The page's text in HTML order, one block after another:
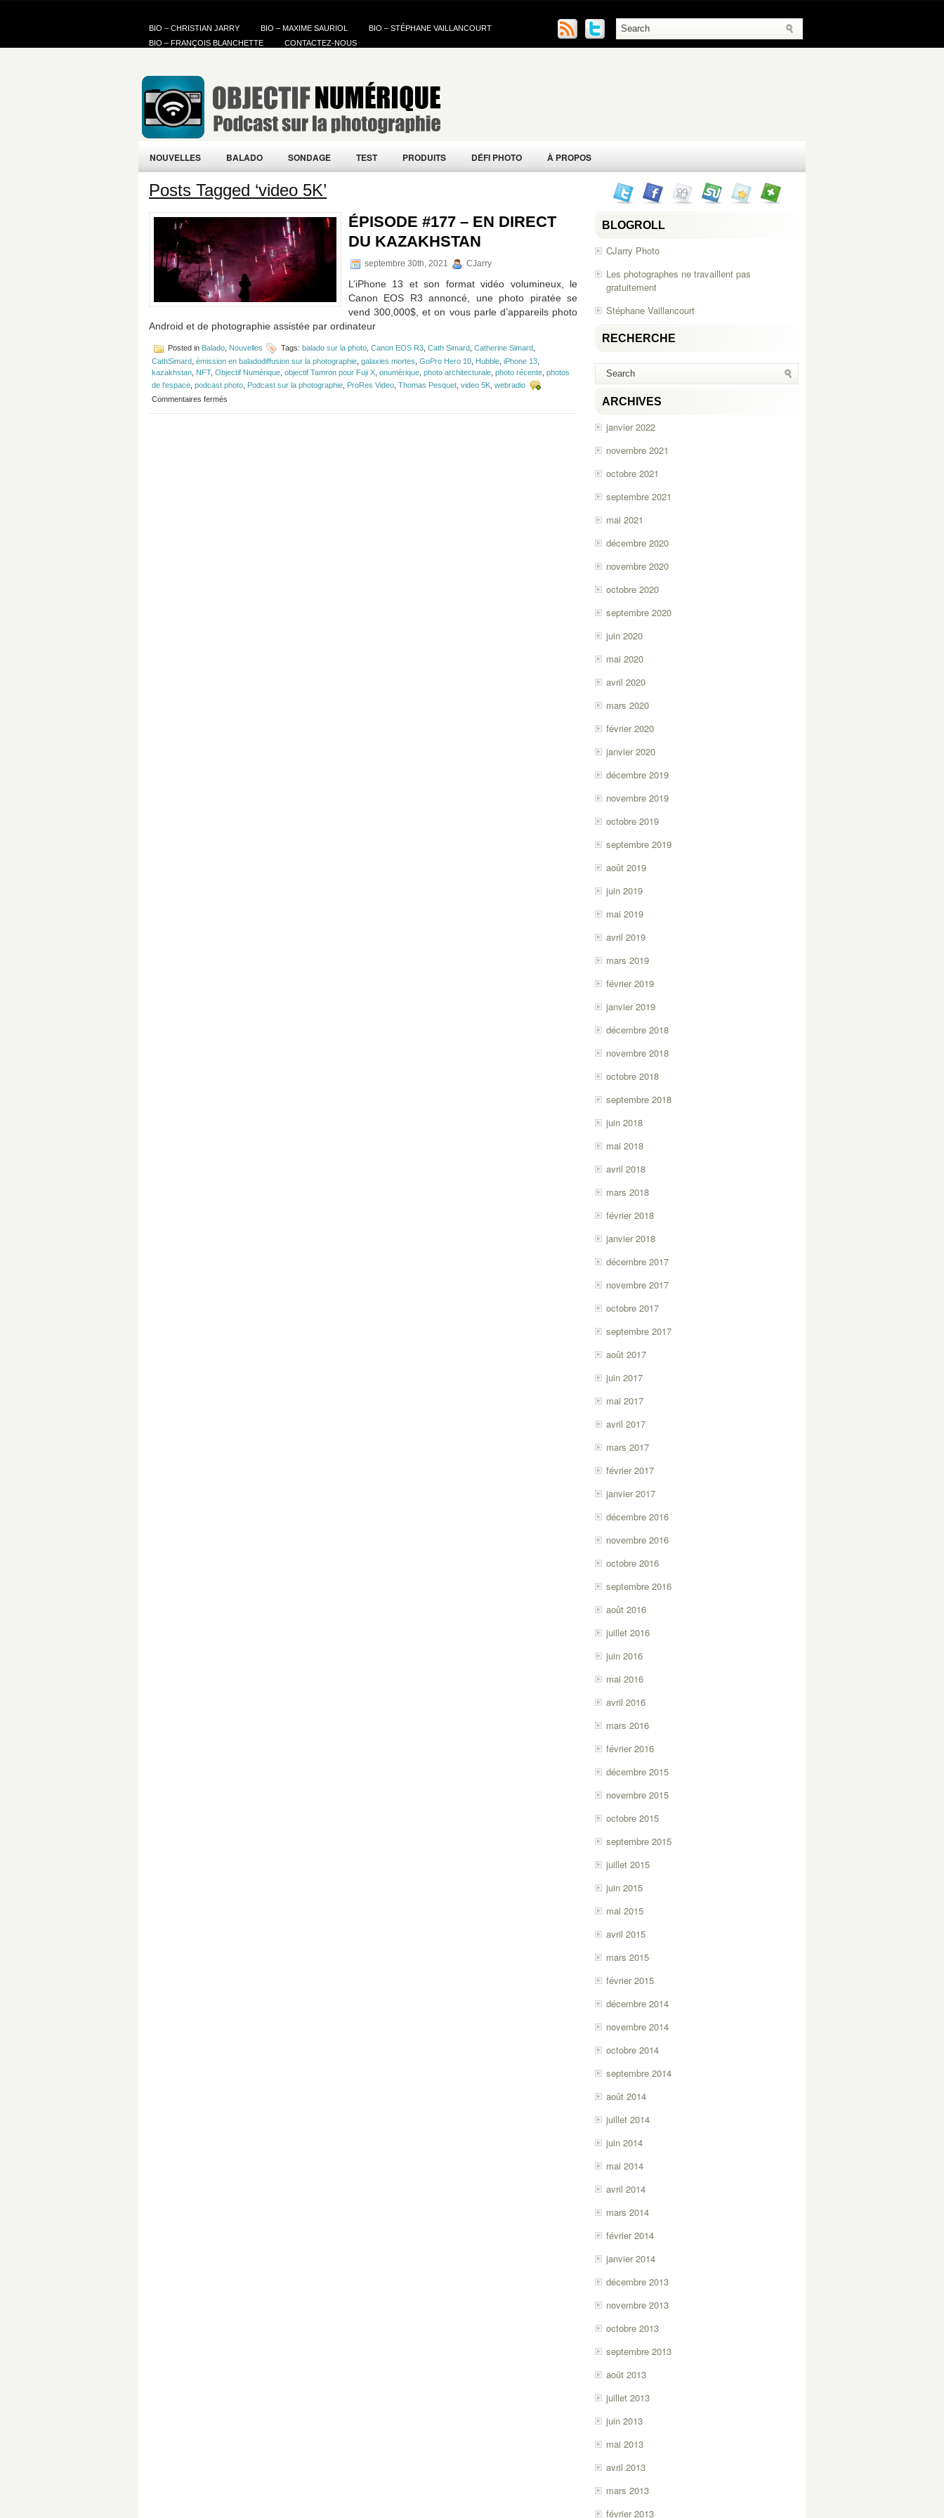
BIO – CHRISTIAN JARRY BIO – MAXIME SAURIOL
BIO – STÉPHANE VAILLANCOURT
BIO – FRANÇOIS BLANCHETTE
CONTACTEZ-NOUS
NOUVELLES BALADO SONDAGE TEST PRODUITS DÉFI PHOTO À PROPOS
Posts Tagged ‘video 5K’
ÉPISODE #177 – EN DIRECT
DU KAZAKHSTAN
septembre 30th, 2021 CJarry
L’iPhone 13 et son format vidéo volumineux, le
Canon EOS R3 annoncé, une photo piratée se
vend 300,000$, et on vous parle d’appareils photo
Android et de photographie assistée par ordinateur
Posted in Balado Nouvelles Tags: balado sur la photo Canon EOS R3 Cath Simard Catherine Simard
CathSimard émission en baladodiffusion sur la photographie galaxies mortes GoPro Hero 10 Hubble iPhone 13
kazakhstan NFT, Objectif Numérique objectif Tamron pour Fuji X onumérique photo architecturale photo récente photos
de l'espace podcast photo Podcast sur la photographie ProRes Video Thomas Pesquet video 5K webradio
Commentaires fermés
BLOGROLL
CJarry Photo
Les photographes ne travaillent pas
gratuitement
Stéphane Vaillancourt
RECHERCHE
ARCHIVES
janvier 2022
novembre 2021
octobre 2021
septembre 2021
mai 2021
décembre 2020
novembre 2020
octobre 2020
septembre 2020
juin 2020
mai 2020
avril 2020
mars 2020
février 2020
janvier 2020
décembre 2019
novembre 2019
octobre 2019
septembre 2019
août 2019
juin 2019
mai 2019
avril 2019
mars 2019
février 2019
janvier 2019
décembre 2018
novembre 2018
octobre 2018
septembre 2018
juin 2018
mai 2018
avril 2018
mars 2018
février 2018
janvier 2018
décembre 2017
novembre 2017
octobre 2017
septembre 2017
août 2017
juin 2017
mai 2017
avril 2017
mars 2017
février 2017
janvier 2017
décembre 2016
novembre 2016
octobre 2016
septembre 2016
août 2016
juillet 2016
juin 2016
mai 2016
avril 2016
mars 2016
février 2016
décembre 2015
novembre 2015
octobre 2015
septembre 2015
juillet 2015
juin 2015
mai 2015
avril 2015
mars 2015
février 2015
décembre 2014
novembre 2014
octobre 2014
septembre 2014
août 2014
juillet 2014
juin 2014
mai 2014
avril 2014
mars 2014
février 2014
janvier 2014
décembre 2013
novembre 2013
octobre 2013
septembre 2013
août 2013
juillet 2013
juin 2013
mai 2013
avril 2013
mars 2013
février 2013